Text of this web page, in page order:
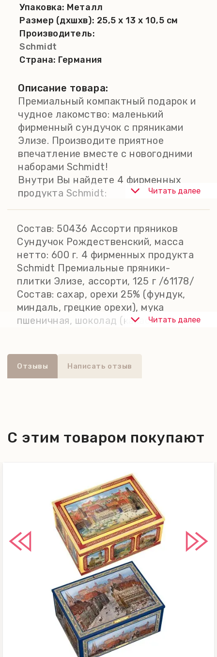
Упаковка: Металл
Размер (дхшхв): 25,5 x 13 x 10,5 см
Производитель:
Schmidt
Страна: Германия
Описание товара:
Премиальный компактный подарок и
чудное лакомство: маленький
фирменный сундучок с пряниками
Элизе. Производите приятное
впечатление вместе с новогодними
наборами Schmidt!
Внутри Вы найдете 4 фирменных
продукта Schmidt:
- Пряное фигурное печенье
Спекуляциус, 150 г;
- Мягкие темные пряники в сахарной
глазури, 200 г;
- Премиальные пряники-плитки
Элизе в шоколадной глазури, 125 г.
Читать далее
Состав: 50436 Ассорти пряников
Сундучок Рождественский, масса
нетто: 600 г. 4 фирменных продукта
Schmidt Премиальные пряники-
плитки Элизе, ассорти, 125 г /61178/
Состав: сахар, орехи 25% (фундук,
миндаль, грецкие орехи), мука
пшеничная, шоколад (какао-масса,
глюкозно-фруктозный сироп,
увлажнитель: сорбит; молочный
сахарный сироп (сироп глюкозы,
сахар), концентрат лимонного сока,
крахмал восковой кукурузы, соль.
Может содержать следы других
орехов, сои и кунжута. Не содержит
ГМО. Энергетическая ценность на
100 г. продукта: 1768 кДж / 422 ккал.
Пищевая ценность на 100 г.
продукта: жиры – 18,8 г, из них
насыщенные жирные кислоты – 3,1 г;
углеводы –51,8 г, из них сахара –
40,3 г; белки – 8,4 г; соль - 0,5 г.
Пряное фигурное печенье
Спекуляциус, 150 г /61477/ Состав:
Читать далее
Отзывы Написать отзыв
С этим товаром покупают